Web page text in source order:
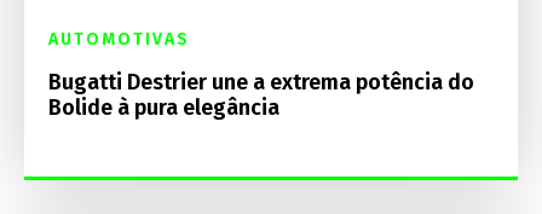
AUTOMOTIVAS
Bugatti Destrier une a extrema potência do
Bolide à pura elegância